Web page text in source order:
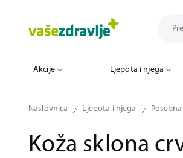
Akcije Ljepota i njega
Naslovnica Ljepota i njega
Koža sklona